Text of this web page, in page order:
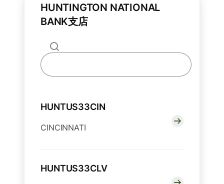
HUNTINGTON NATIONAL
BANK支店
HUNTUS33CIN
CINCINNATI
HUNTUS33CLV